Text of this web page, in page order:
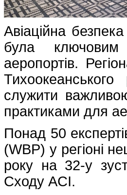
Авіаційна
була ключовим
аеропортів.
служити
практиками для
Понад 50
(WBP) у регіоні
року на 32-у
Сходу ACI.